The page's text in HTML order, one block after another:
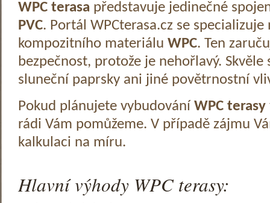
WPC terasa představuje jedinečné
PVC. Portál WPCterasa.cz se specializuje
kompozitního materiálu WPC. Ten
bezpečnost, protože je nehořlavý.
sluneční paprsky ani jiné povětrnostní
Pokud plánujete vybudování WPC terasy
rádi Vám pomůžeme. V případě zájmu
kalkulaci na míru.
Hlavní výhody WPC terasy: